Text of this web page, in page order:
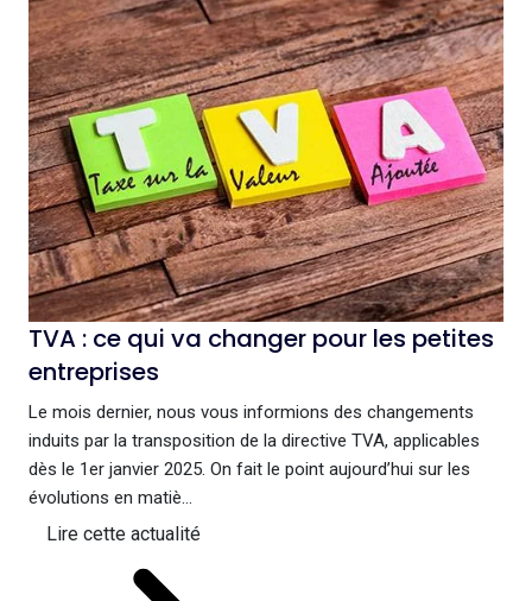
TVA : ce qui va changer pour les petites
entreprises
Le mois dernier, nous vous informions des changements
induits par la transposition de la directive TVA, applicables
dès le 1er janvier 2025. On fait le point aujourd’hui sur les
évolutions en matiè...
Lire cette actualité